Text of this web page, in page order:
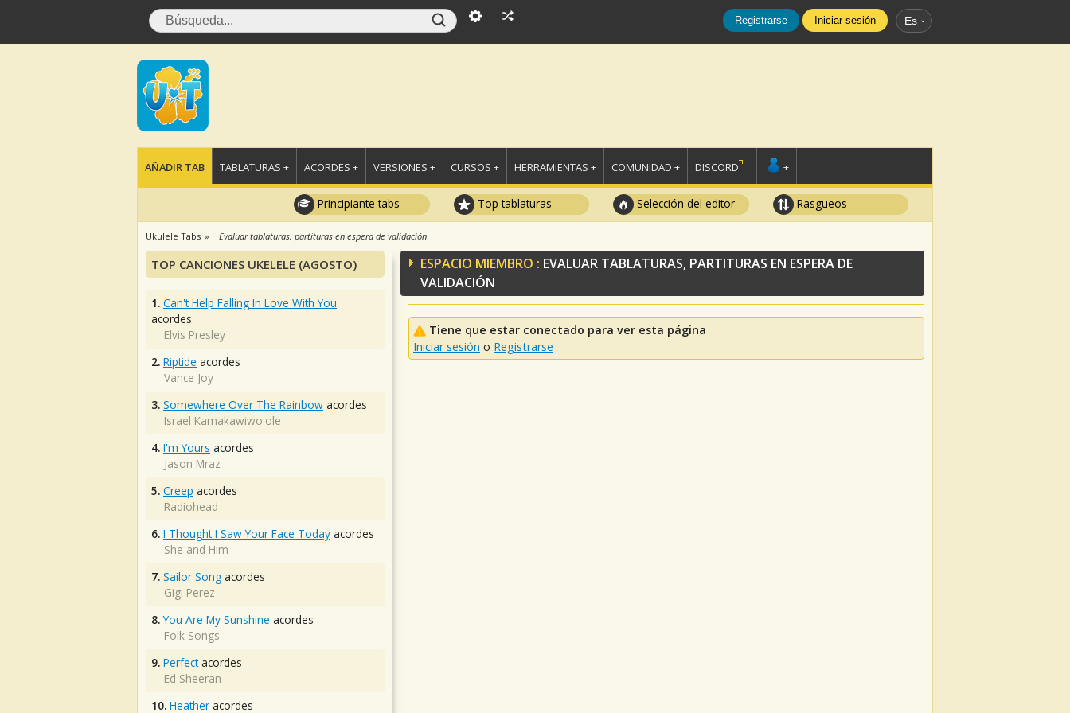
Registrarse Iniciar sesión Es
AÑADIR TAB TABLATURAS + ACORDES + VERSIONES + CURSOS + HERRAMIENTAS + COMUNIDAD + DISCORD +
Principiante tabs Top tablaturas Selección del editor Rasgueos
Ukulele Tabs Evaluar tablaturas, partituras en espera de validación
ESPACIO MIEMBRO : EVALUAR TABLATURAS, PARTITURAS EN ESPERA DE
VALIDACIÓN
Tiene que estar conectado para ver esta página
Iniciar sesión o Registrarse
TOP CANCIONES UKELELE (AGOSTO)
1. Can't Help Falling In Love With You
acordes
Elvis Presley
2. Riptide acordes
Vance Joy
3. Somewhere Over The Rainbow acordes
Israel Kamakawiwo'ole
4. I'm Yours acordes
Jason Mraz
5. Creep acordes
Radiohead
6. I Thought I Saw Your Face Today acordes
She and Him
7. Sailor Song acordes
Gigi Perez
8. You Are My Sunshine acordes
Folk Songs
9. Perfectacordes
Ed Sheeran
10. Heather acordes